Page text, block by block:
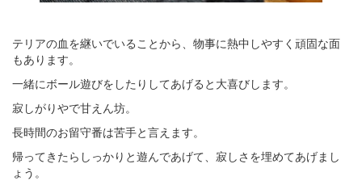
テリアの血を継いでいることから、物事に熱中しやすく頑固な面
もあります。
一緒にボール遊びをしたりしてあげると大喜びします。
寂しがりやで甘えん坊。
長時間のお留守番は苦手と言えます。
帰ってきたらしっかりと遊んであげて、寂しさを埋めてあげまし
ょう。